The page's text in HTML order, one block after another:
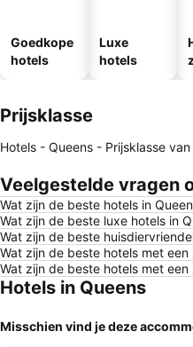
Goedkope
hotels
Luxe
hotels
Prijsklasse
Hotels - Queens - Prijsklasse van
Veelgestelde vragen
Wat zijn de beste hotels in
Wat zijn de beste luxe hotels in
Wat zijn de beste
Wat zijn de beste hotels met een
Wat zijn de beste hotels met
Hotels in Queens
Misschien vind je deze